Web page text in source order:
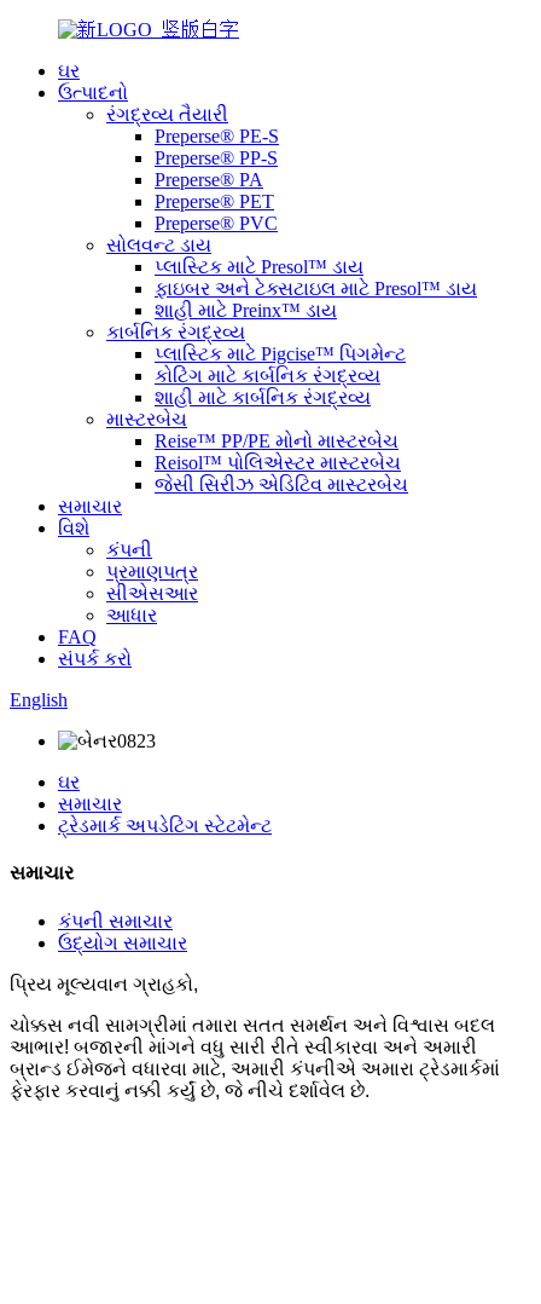
ઘર
ઉત્પાદનો
રંગદ્રવ્ય તૈયારી
Preperse® PE-S
Preperse® PP-S
Preperse® PA
Preperse® PET
Preperse® PVC
સોલવન્ટ ડાય
પ્લાસ્ટિક માટે Presol™ ડાય
ફાઇબર અને ટેક્સટાઇલ માટે Presol™ ડાય
શાહી માટે Preinx™ ડાય
કાર્બનિક રંગદ્રવ્ય
પ્લાસ્ટિક માટે Pigcise™ પિગમેન્ટ
કોટિંગ માટે કાર્બનિક રંગદ્રવ્ય
શાહી માટે કાર્બનિક રંગદ્રવ્ય
માસ્ટરબેચ
Reise™ PP/PE મોનો માસ્ટરબેચ
Reisol™ પોલિએસ્ટર માસ્ટરબેચ
જેસી સિરીઝ એડિટિવ માસ્ટરબેચ
સમાચાર
વિશે
કંપની
પ્રમાણપત્ર
સીએસઆર
આધાર
FAQ
સંપર્ક કરો
English
ઘર
સમાચાર
ટ્રેડમાર્ક અપડેટિંગ સ્ટેટમેન્ટ
સમાચાર
કંપની સમાચાર
ઉદ્યોગ સમાચાર
પ્રિય મૂલ્યવાન ગ્રાહકો,
ચોક્કસ નવી સામગ્રીમાં તમારા સતત સમર્થન અને વિશ્વાસ બદલ
આભાર! બજારની માંગને વધુ સારી રીતે સ્વીકારવા અને અમારી
બ્રાન્ડ ઈમેજને વધારવા માટે, અમારી કંપનીએ અમારા ટ્રેડમાર્કમાં
ફેરફાર કરવાનું નક્કી કર્યું છે, જે નીચે દર્શાવેલ છે.